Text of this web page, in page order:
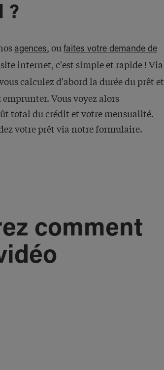
?
agences, ou faites votre demande de
internet, c'est simple et rapide ! Via
calculez d'abord la durée du prêt et
Vous voyez alors
total du crédit et votre mensualité.
votre prêt via notre formulaire.
comment